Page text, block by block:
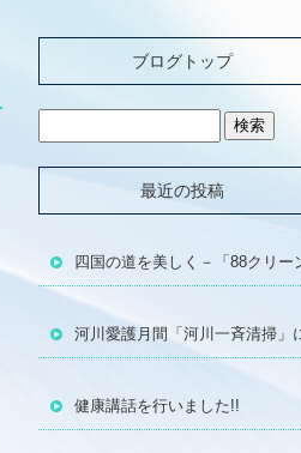
ブログトップ
最近の投稿
健康講話を行いました!!